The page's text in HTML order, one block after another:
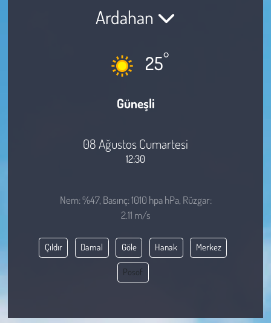
Ardahan
25°
Güneşli
08 Ağustos Cumartesi
12:30
Nem: %47, Basınç: 1010 hpa hPa, Rüzgar:
2.11 m/s
Çıldır Damal Göle Hanak Merkez
Posof
Hayvan Hakları